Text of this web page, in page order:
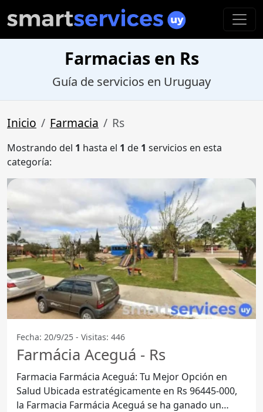
Farmacias en Rs
Guía de servicios en Uruguay
Inicio Farmacia Rs
Mostrando del 1 hasta el 1 de 1 servicios en esta
categoría:
Fecha: 20/9/25 - Visitas: 446
Farmácia Aceguá - Rs
Farmacia Farmácia Aceguá: Tu Mejor Opción en
Salud Ubicada estratégicamente en Rs 96445-000,
la Farmacia Farmácia Aceguá se ha ganado un